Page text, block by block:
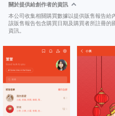
關於提供給創作者的資訊
本公司收集相關購買數據以提供販售報告給
該販售報告包含購買日期及購買者所註冊的
資訊。